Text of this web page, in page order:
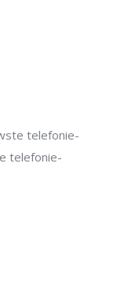
telefonie-
telefonie-